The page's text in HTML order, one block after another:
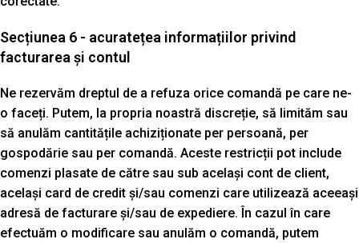
Secțiunea 6 - acuratețea informațiilor privind
facturarea și contul
Ne rezervăm dreptul de a refuza orice comandă pe care ne-
o faceți. Putem, la propria noastră discreție, să limităm sau
să anulăm cantitățile achiziționate per persoană, per
gospodărie sau per comandă. Aceste restricții pot include
comenzi plasate de către sau sub același cont de client,
același card de credit și/sau comenzi care utilizează aceeași
adresă de facturare și/sau de expediere. În cazul în care
efectuăm o modificare sau anulăm o comandă, putem